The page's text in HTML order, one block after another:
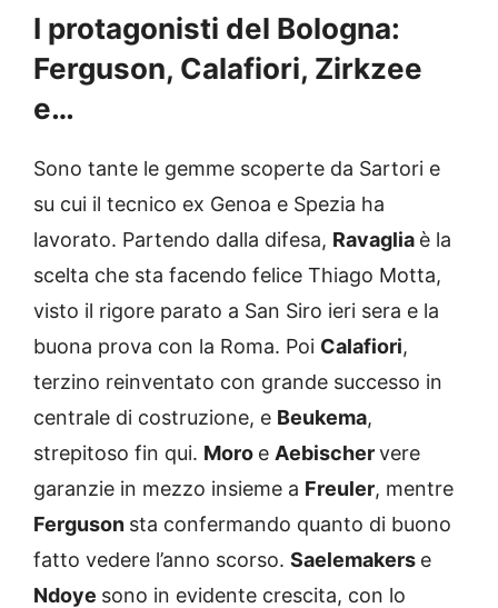
I protagonisti del Bologna:
Ferguson, Calafiori, Zirkzee
e…
Sono tante le gemme scoperte da Sartori e
su cui il tecnico ex Genoa e Spezia ha
lavorato. Partendo dalla difesa, Ravaglia è la
scelta che sta facendo felice Thiago Motta,
visto il rigore parato a San Siro ieri sera e la
buona prova con la Roma. Poi Calafiori,
terzino reinventato con grande successo in
centrale di costruzione, e Beukema,
strepitoso fin qui. Moro e Aebischervere
garanzie in mezzo insieme a Freuler, mentre
Ferguson sta confermando quanto di buono
fatto vedere l’anno scorso. Saelemakers e
Ndoye sono in evidente crescita, con lo